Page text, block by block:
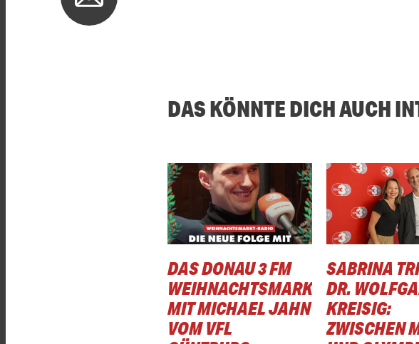
DAS KÖNNTE DICH AUCH
DAS DONAU 3 FM
WEIHNACHTSMARKTRADIO
MIT MICHAEL JAHN
VOM VFL
SABRINA
DR.
KREISIG:
ZWISCHEN